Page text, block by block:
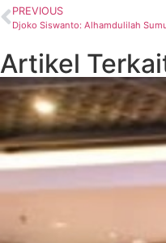
PREVIOUS
Djoko Siswanto: Alhamdulilah
Artikel